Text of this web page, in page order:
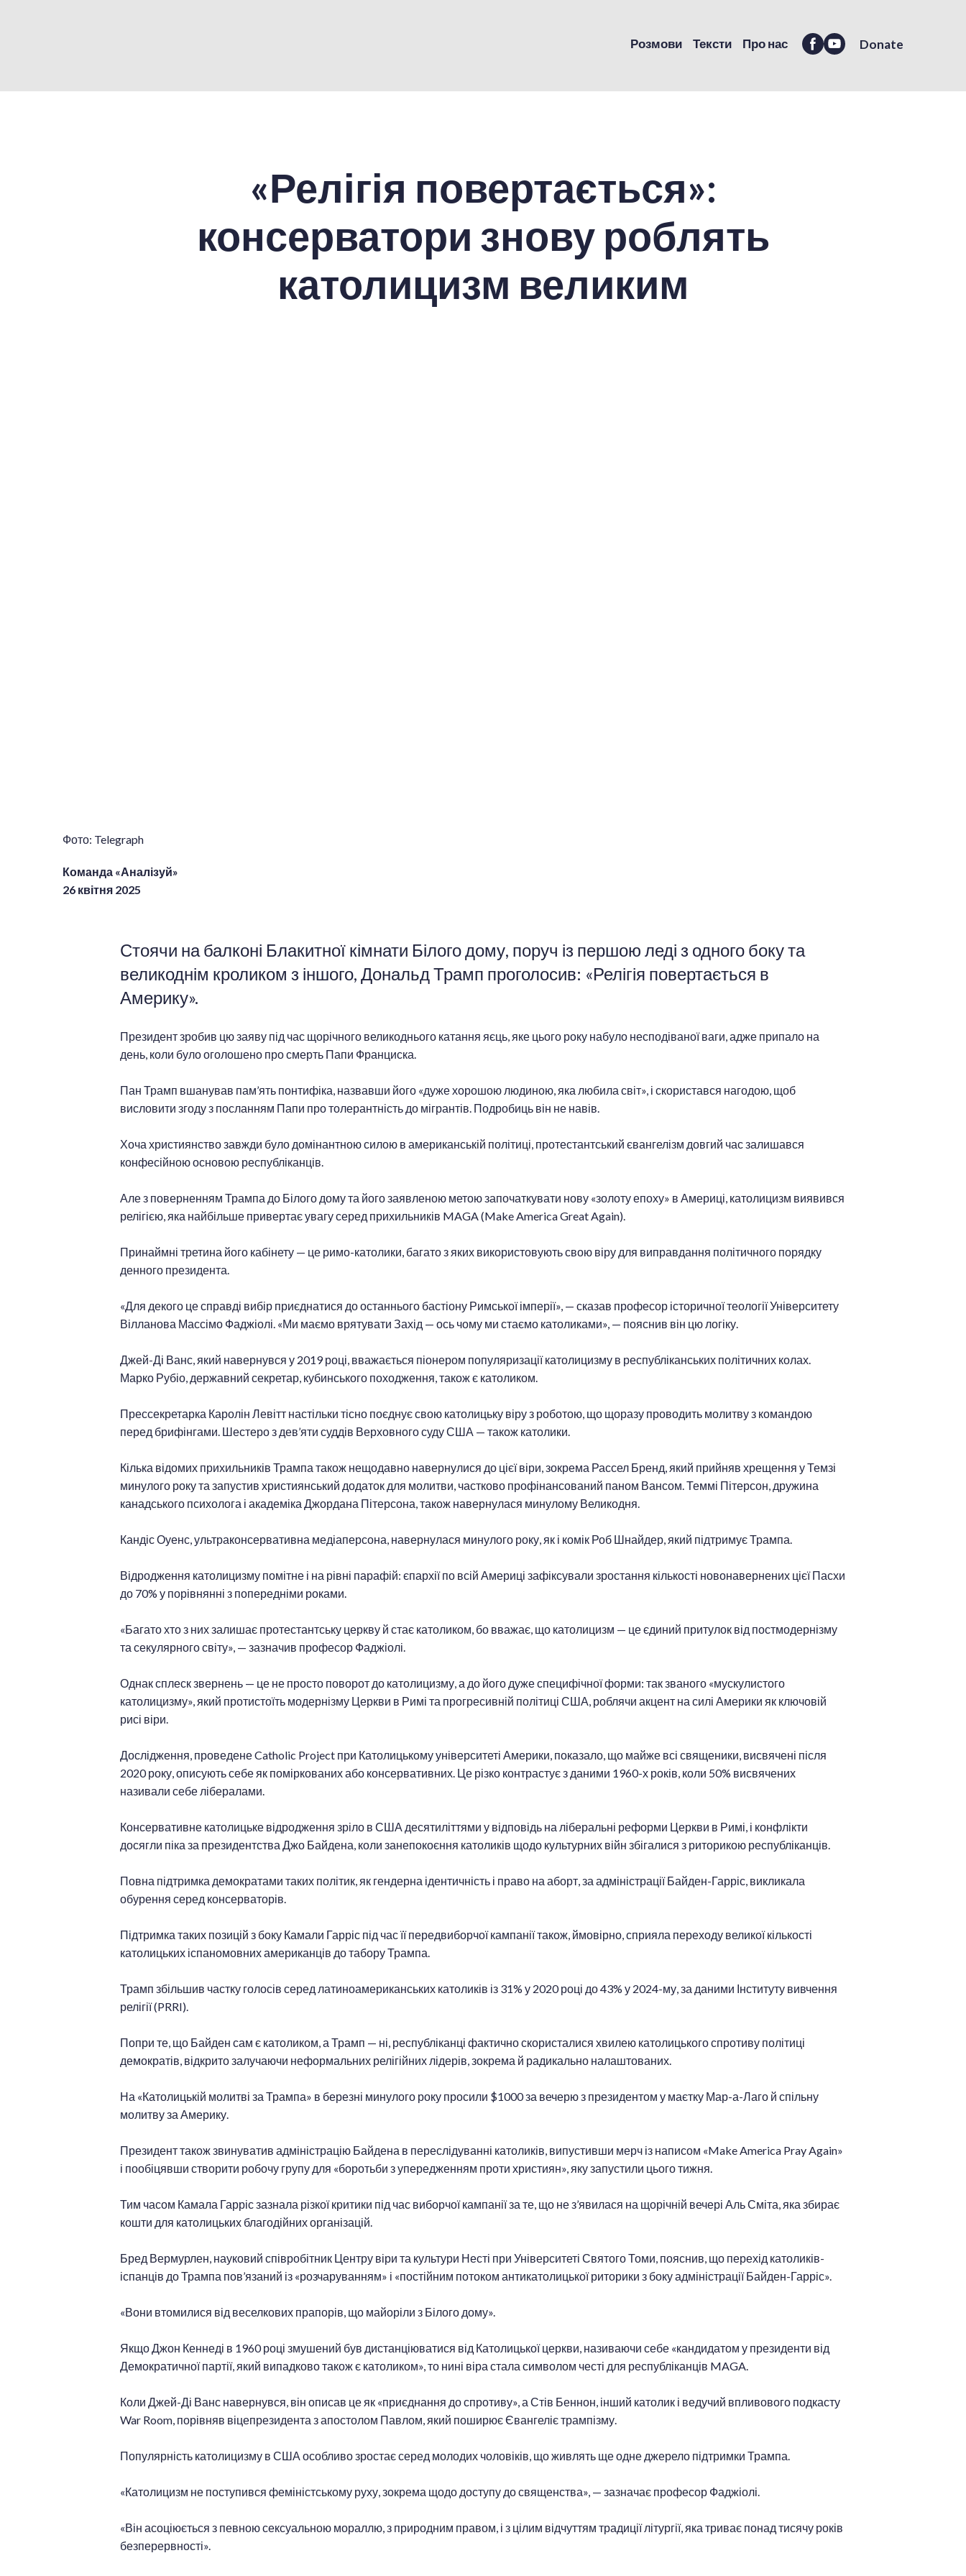
Розмови Тексти Про нас Donate
«Релігія повертається»:
консерватори знову роблять
католицизм великим
Фото: Telegraph
Команда «Аналізуй»
26 квітня 2025
Стоячи на балконі Блакитної кімнати Білого дому, поруч із першою леді з одного боку та
великоднім кроликом з іншого, Дональд Трамп проголосив: «Релігія повертається в
Америку».
Президент зробив цю заяву під час щорічного великоднього катання яєць, яке цього року набуло несподіваної ваги, адже припало на
день, коли було оголошено про смерть Папи Франциска.
Пан Трамп вшанував пам’ять понтифіка, назвавши його «дуже хорошою людиною, яка любила світ», і скористався нагодою, щоб
висловити згоду з посланням Папи про толерантність до мігрантів. Подробиць він не навів.
Хоча християнство завжди було домінантною силою в американській політиці, протестантський євангелізм довгий час залишався
конфесійною основою республіканців.
Але з поверненням Трампа до Білого дому та його заявленою метою започаткувати нову «золоту епоху» в Америці, католицизм виявився
релігією, яка найбільше привертає увагу серед прихильників MAGA (Make America Great Again).
Принаймні третина його кабінету — це римо-католики, багато з яких використовують свою віру для виправдання політичного порядку
денного президента.
«Для декого це справді вибір приєднатися до останнього бастіону Римської імперії», — сказав професор історичної теології Університету
Вілланова Массімо Фаджіолі. «Ми маємо врятувати Захід — ось чому ми стаємо католиками», — пояснив він цю логіку.
Джей-Ді Ванс, який навернувся у 2019 році, вважається піонером популяризації католицизму в республіканських політичних колах.
Марко Рубіо, державний секретар, кубинського походження, також є католиком.
Прессекретарка Каролін Левітт настільки тісно поєднує свою католицьку віру з роботою, що щоразу проводить молитву з командою
перед брифінгами. Шестеро з дев’яти суддів Верховного суду США — також католики.
Кілька відомих прихильників Трампа також нещодавно навернулися до цієї віри, зокрема Рассел Бренд, який прийняв хрещення у Темзі
минулого року та запустив християнський додаток для молитви, частково профінансований паном Вансом. Теммі Пітерсон, дружина
канадського психолога і академіка Джордана Пітерсона, також навернулася минулому Великодня.
Кандіс Оуенс, ультраконсервативна медіаперсона, навернулася минулого року, як і комік Роб Шнайдер, який підтримує Трампа.
Відродження католицизму помітне і на рівні парафій: єпархії по всій Америці зафіксували зростання кількості новонавернених цієї Пасхи
до 70% у порівнянні з попередніми роками.
«Багато хто з них залишає протестантську церкву й стає католиком, бо вважає, що католицизм — це єдиний притулок від постмодернізму
та секулярного світу», — зазначив професор Фаджіолі.
Однак сплеск звернень — це не просто поворот до католицизму, а до його дуже специфічної форми: так званого «мускулистого
католицизму», який протистоїть модернізму Церкви в Римі та прогресивній політиці США, роблячи акцент на силі Америки як ключовій
рисі віри.
Дослідження, проведене Catholic Project при Католицькому університеті Америки, показало, що майже всі священики, висвячені після
2020 року, описують себе як поміркованих або консервативних. Це різко контрастує з даними 1960-х років, коли 50% висвячених
називали себе лібералами.
Консервативне католицьке відродження зріло в США десятиліттями у відповідь на ліберальні реформи Церкви в Римі, і конфлікти
досягли піка за президентства Джо Байдена, коли занепокоєння католиків щодо культурних війн збігалися з риторикою республіканців.
Повна підтримка демократами таких політик, як гендерна ідентичність і право на аборт, за адміністрації Байден-Гарріс, викликала
обурення серед консерваторів.
Підтримка таких позицій з боку Камали Гарріс під час її передвиборчої кампанії також, ймовірно, сприяла переходу великої кількості
католицьких іспаномовних американців до табору Трампа.
Трамп збільшив частку голосів серед латиноамериканських католиків із 31% у 2020 році до 43% у 2024-му, за даними Інституту вивчення
релігії (PRRI).
Попри те, що Байден сам є католиком, а Трамп — ні, республіканці фактично скористалися хвилею католицького спротиву політиці
демократів, відкрито залучаючи неформальних релігійних лідерів, зокрема й радикально налаштованих.
На «Католицькій молитві за Трампа» в березні минулого року просили $1000 за вечерю з президентом у маєтку Мар-а-Лаго й спільну
молитву за Америку.
Президент також звинуватив адміністрацію Байдена в переслідуванні католиків, випустивши мерч із написом «Make America Pray Again»
і пообіцявши створити робочу групу для «боротьби з упередженням проти християн», яку запустили цього тижня.
Тим часом Камала Гарріс зазнала різкої критики під час виборчої кампанії за те, що не з’явилася на щорічній вечері Аль Сміта, яка збирає
кошти для католицьких благодійних організацій.
Бред Вермурлен, науковий співробітник Центру віри та культури Несті при Університеті Святого Томи, пояснив, що перехід католиків-
іспанців до Трампа пов’язаний із «розчаруванням» і «постійним потоком антикатолицької риторики з боку адміністрації Байден-Гарріс».
«Вони втомилися від веселкових прапорів, що майоріли з Білого дому».
Якщо Джон Кеннеді в 1960 році змушений був дистанціюватися від Католицької церкви, називаючи себе «кандидатом у президенти від
Демократичної партії, який випадково також є католиком», то нині віра стала символом честі для республіканців MAGA.
Коли Джей-Ді Ванс навернувся, він описав це як «приєднання до спротиву», а Стів Беннон, інший католик і ведучий впливового подкасту
War Room, порівняв віцепрезидента з апостолом Павлом, який поширює Євангеліє трампізму.
Популярність католицизму в США особливо зростає серед молодих чоловіків, що живлять ще одне джерело підтримки Трампа.
«Католицизм не поступився феміністському руху, зокрема щодо доступу до священства», — зазначає професор Фаджіолі.
«Він асоціюється з певною сексуальною мораллю, з природним правом, і з цілим відчуттям традиції літургії, яка триває понад тисячу років
безперервності».